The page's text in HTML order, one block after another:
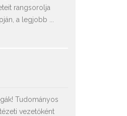
rangsorolja
a legjobb ...
Tudományos
vezetőként